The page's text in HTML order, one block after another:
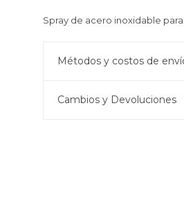
Spray de acero inoxidable
Métodos y costos de
Cambios y Devoluciones